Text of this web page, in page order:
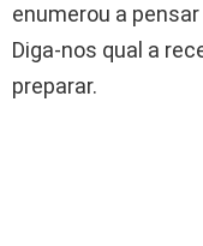
enumerou a
Diga-nos qual a
preparar.